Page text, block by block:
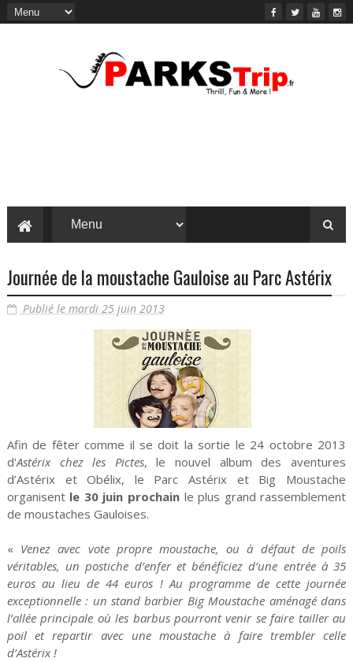
Journée de la moustache Gauloise au Parc Astérix
Publié le mardi 25 juin 2013
Afin de fêter comme il se doit la sortie le 24 octobre 2013
d'Astérix chez les Pictes, le nouvel album des aventures
d’Astérix et Obélix, le Parc Astérix et Big Moustache
organisent le 30 juin prochain le plus grand rassemblement
de moustaches Gauloises.
« Venez avec vote propre moustache, ou à défaut de poils
véritables, un postiche d’enfer et bénéficiez d’une entrée à 35
euros au lieu de 44 euros ! Au programme de cette journée
exceptionnelle : un stand barbier Big Moustache aménagé dans
l’allée principale où les barbus pourront venir se faire tailler au
poil et repartir avec une moustache à faire trembler celle
d’Astérix !